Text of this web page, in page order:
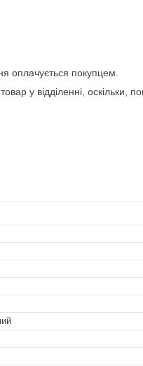
оплачується покупцем.
у відділенні, оскільки,